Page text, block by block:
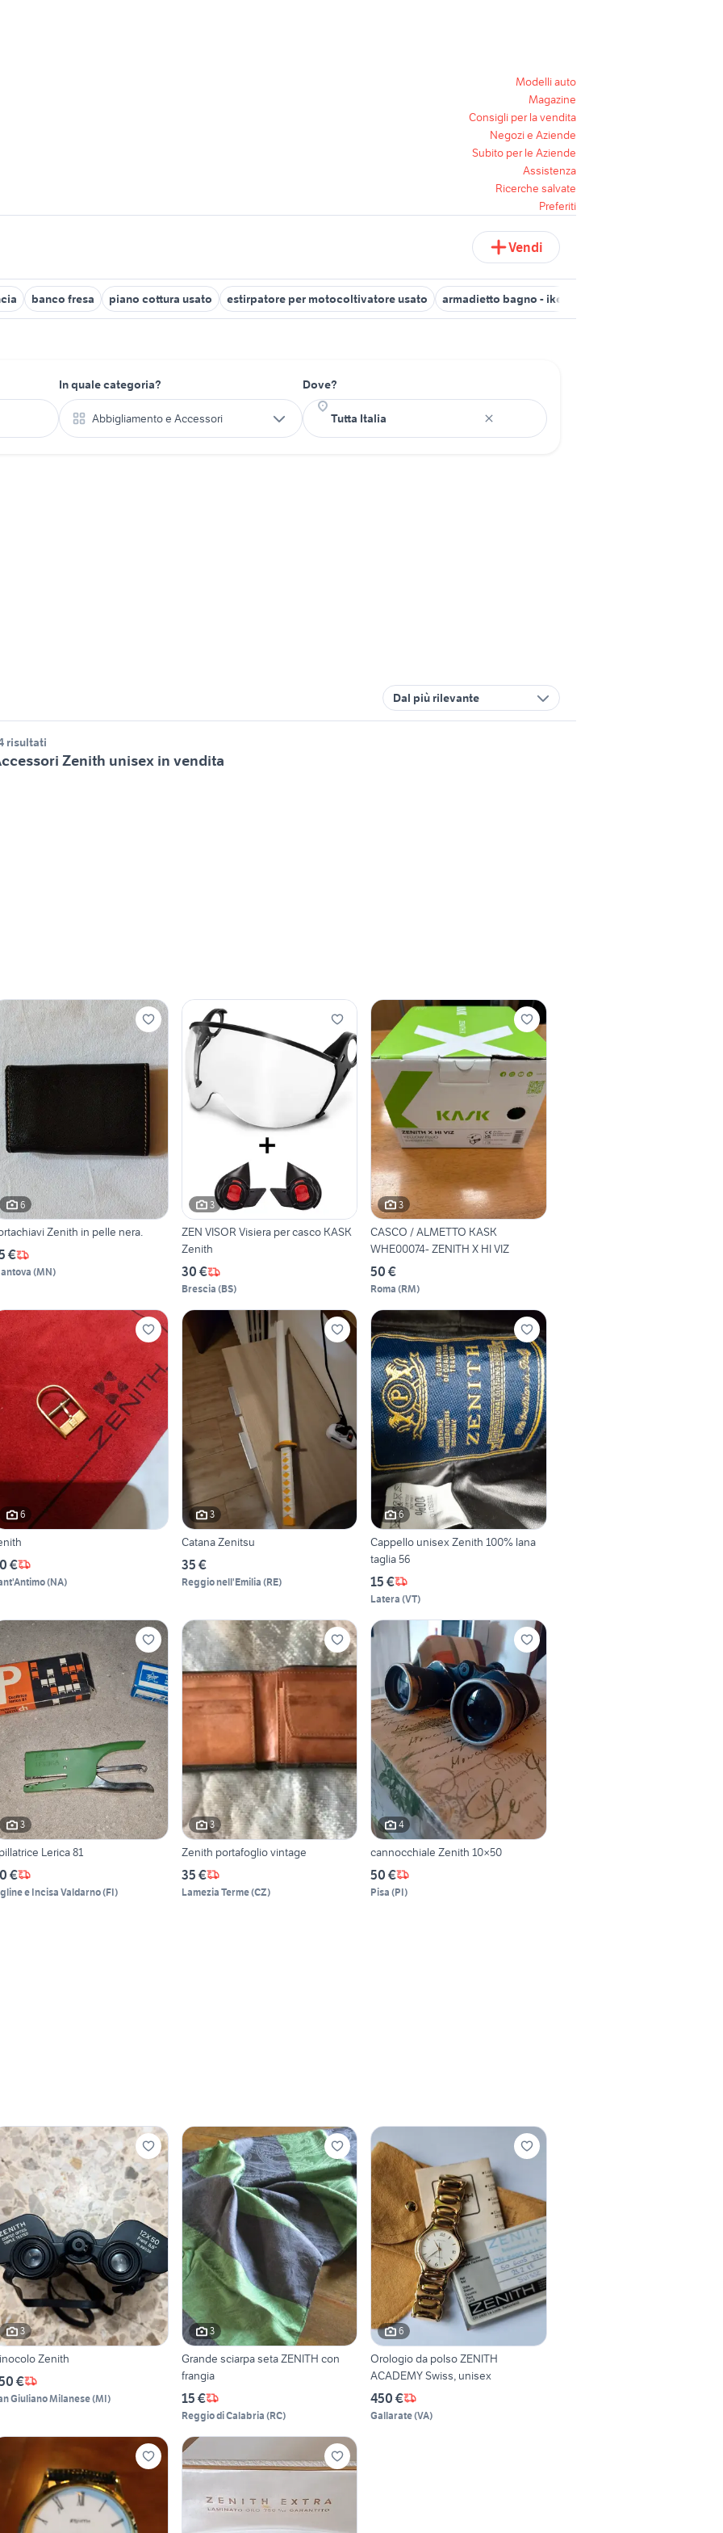
Modelli auto
Magazine
Consigli per la vendita
Negozi e Aziende
Subito per le Aziende
Assistenza
Ricerche salvate
Preferiti
Vendi
banco fresa piano cottura usato estirpatore per motocoltivatore usato armadietto bagno - ikea
In quale categoria?
Abbigliamento e Accessori
Dove?
Dal più rilevante
risultati
Zenith unisex in vendita
6
Zenith in pelle nera.
€
(MN)
3
ZEN VISOR Visiera per casco KASK
Zenith
30 €
Brescia (BS)
3
CASCO / ALMETTO KASK
WHE00074- ZENITH X HI VIZ
50 €
Roma (RM)
6
€
(NA)
3
Catana Zenitsu
35 €
Reggio nell'Emilia (RE)
6
Cappello unisex Zenith 100% lana
taglia 56
15 €
Latera (VT)
3
Lerica 81
€
e Incisa Valdarno(FI)
3
Zenith portafoglio vintage
35 €
Lamezia Terme(CZ)
4
cannocchiale Zenith 10×50
50 €
Pisa (PI)
3
Zenith
€
Giuliano Milanese(MI)
3
Grande sciarpa seta ZENITH con
frangia
15 €
Reggio di Calabria (RC)
6
Orologio da polso ZENITH
ACADEMY Swiss, unisex
450 €
Gallarate(VA)